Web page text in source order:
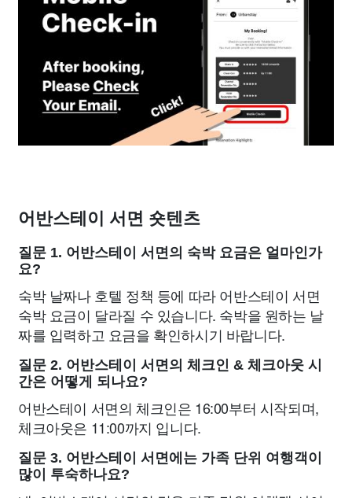
어반스테이 서면 숏텐츠
질문 1. 어반스테이 서면의 숙박 요금은 얼마인가
요?
숙박 날짜나 호텔 정책 등에 따라 어반스테이 서면
숙박 요금이 달라질 수 있습니다. 숙박을 원하는 날
짜를 입력하고 요금을 확인하시기 바랍니다.
질문 2. 어반스테이 서면의 체크인 & 체크아웃 시
간은 어떻게 되나요?
어반스테이 서면의 체크인은 16:00부터 시작되며,
체크아웃은 11:00까지 입니다.
질문 3. 어반스테이 서면에는 가족 단위 여행객이
많이 투숙하나요?